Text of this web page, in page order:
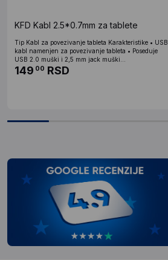
KFD Kabl 2.5*0.7mm za tablete
Tip Kabl za povezivanje tableta Karakteristike • USB
kabl namenjen za povezivanje tableta • Poseduje
USB 2.0 muški i 2,5 mm jack muški...
149 00 RSD